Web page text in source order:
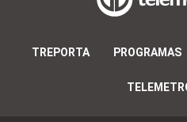
TREPORTA PROGRAMAS